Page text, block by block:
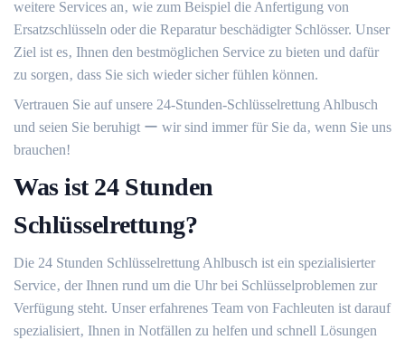
weitere Services an‚ wie zum Beispiel die Anfertigung von
Ersatzschlüsseln oder die Reparatur beschädigter Schlösser.​ Unser
Ziel ist es‚ Ihnen den bestmöglichen Service zu bieten und dafür
zu sorgen‚ dass Sie sich wieder sicher fühlen können.​
Vertrauen Sie auf unsere 24-Stunden-Schlüsselrettung Ahlbusch
und seien Sie beruhigt ー wir sind immer für Sie da‚ wenn Sie uns
brauchen!​
Was ist 24 Stunden
Schlüsselrettung?
Die 24 Stunden Schlüsselrettung Ahlbusch ist ein spezialisierter
Service‚ der Ihnen rund um die Uhr bei Schlüsselproblemen zur
Verfügung steht.​ Unser erfahrenes Team von Fachleuten ist darauf
spezialisiert‚ Ihnen in Notfällen zu helfen und schnell Lösungen